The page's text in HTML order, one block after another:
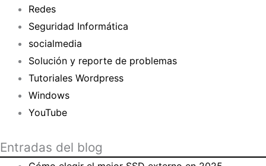
Redes
Seguridad Informática
socialmedia
Solución y reporte de problemas
Tutoriales Wordpress
Windows
YouTube
Entradas del blog